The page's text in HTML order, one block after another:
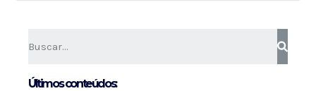
Últimos conteúdos: